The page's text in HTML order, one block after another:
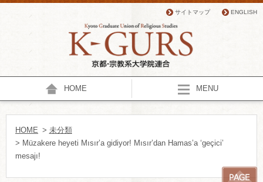
サイトマップ ENGLISH
HOME MENU
HOME > 未分類
> Müzakere heyeti Mısır’a gidiyor! Mısır’dan Hamas’a ‘geçici’
mesajı!